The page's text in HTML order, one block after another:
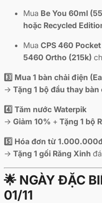
Mua Be You 60ml
hoặc Recycled
Mua CPS 460
5460 Ortho (215k)
3️⃣ Mua 1 bàn chải điện
→ Tặng 1 bộ đầu thay bàn
4️⃣ Tăm nước Waterpik
→ Giảm 10% + Tặng 1 bộ
5️⃣ Hóa đơn từ
→ Tặng 1 gối Răng Xinh
🌟 NGÀY ĐẶC
01/11